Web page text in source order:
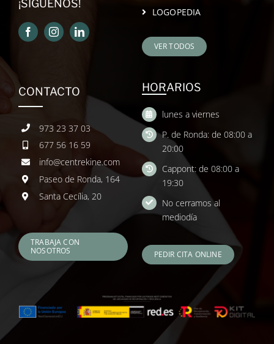
¡SÍGUENOS!
LOGOPEDIA
VER TODOS
CONTACTO
973 23 37 03
677 56 16 59
info@centrekine.com
Paseo de Ronda, 164
Santa Cecília, 20
TRABAJA CON
NOSOTROS
HORARIOS
lunes a viernes
P. de Ronda: de 08:00 a
20:00
Cappont: de 08:00 a
19:30
No cerramos al
mediodía
PEDIR CITA ONLINE